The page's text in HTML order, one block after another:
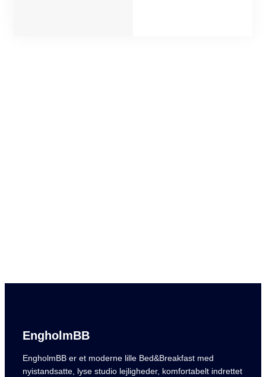
EngholmBB
EngholmBB er et moderne lille Bed&Breakfast med
nyistandsatte, lyse studio lejligheder, komfortabelt indrettet